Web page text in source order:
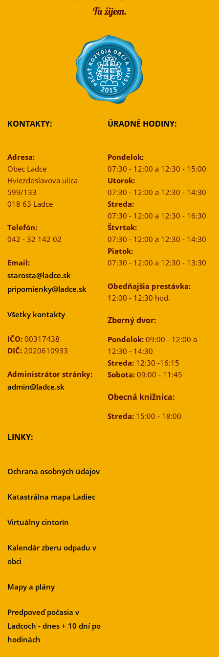
KONTAKTY:
Adresa:
Obec Ladce
Hviezdoslavova ulica
599/133
018 63 Ladce
Telefón:
042 - 32 142 02
Email:
starosta@ladce.sk
pripomienky@ladce.sk
Všetky kontakty
IČO: 00317438
DIČ: 2020610933
Administrátor stránky:
admin@ladce.sk
ÚRADNÉ HODINY:
Pondelok:
07:30 - 12:00 a 12:30 - 15:00
Utorok:
07:30 - 12:00 a 12:30 - 14:30
Streda:
07:30 - 12:00 a 12:30 - 16:30
Štvrtok:
07:30 - 12:00 a 12:30 - 14:30
Piatok:
07:30 - 12:00 a 12:30 - 13:30
Obedňajšia prestávka:
12:00 - 12:30 hod.
Zberný dvor:
Pondelok:09:00 - 12:00 a
12:30 - 14:30
Streda:12:30 -16:15
Sobota:09:00 - 11:45
Obecná knižnica:
Streda:15:00 - 18:00
LINKY:
Ochrana osobných údajov
Katastrálna mapa Ladiec
Virtuálny cintorín
Kalendár zberu odpadu v
obci
Mapy a plány
Predpoveď počasia v
Ladcoch - dnes + 10 dní po
hodinách